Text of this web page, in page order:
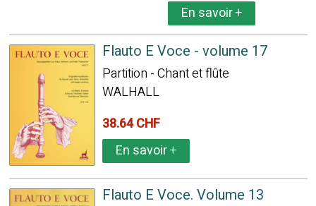
En savoir+
Flauto E Voce - volume 17
Partition - Chant et flûte
WALHALL
38.64 CHF
En savoir+
Flauto E Voce. Volume 13